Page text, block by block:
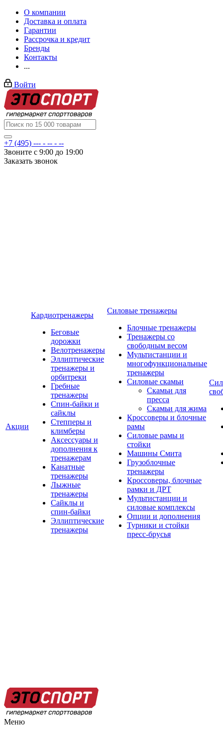
О компании
Доставка и оплата
Гарантии
Рассрочка и кредит
Бренды
Контакты
...
Войти
+7 (495) --- - -- - --
Звоните с 9:00 до 19:00
Заказать звонок
Акции
Кардиотренажеры
Беговые
дорожки
Велотренажеры
Эллиптические
тренажеры и
орбитреки
Гребные
тренажеры
Спин-байки и
сайклы
Степперы и
климберы
Аксессуары и
дополнения к
тренажерам
Канатные
тренажеры
Лыжные
тренажеры
Сайклы и
спин-байки
Эллиптические
тренажеры
Силовые тренажеры
Блочные тренажеры
Тренажеры со
свободным весом
Мультистанции и
многофункциональные
тренажеры
Силовые скамьи
Скамьи для
пресса
Скамьи для жима
Кроссоверы и блочные
рамы
Силовые рамы и
стойки
Машины Смита
Грузоблочные
тренажеры
Кроссоверы, блочные
рамки и ДРТ
Мультистанции и
силовые комплексы
Опции и дополнения
Турники и стойки
пресс-брусья
Меню